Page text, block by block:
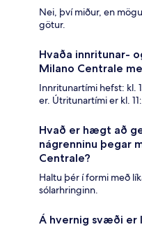
Nei, því miður, en
götur.
Hvaða innritunar-
Milano Centrale
Innritunartími hefst: kl.
er. Útritunartími er kl.
Hvað er hægt að
nágrenninu þegar
Centrale?
Haltu þér í formi með
sólarhringinn.
Á hvernig svæði er